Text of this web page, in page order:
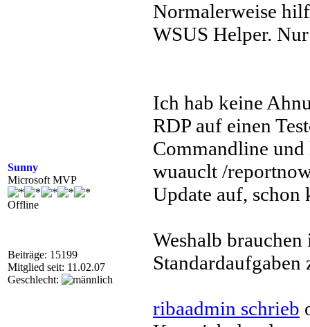
Sunny
Microsoft MVP
Offline
Beiträge: 15199
Mitglied seit: 11.02.07
Geschlecht:
Normalerweise
WSUS Helper.
Ich hab keine
RDP auf einen
Commandline
wuauclt /
Update auf, schon
Weshalb
Standardaufgaben
ribaadmin schrieb